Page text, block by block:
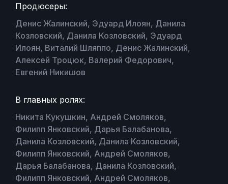
Продюсеры:
Денис Жалинский, Эдуард Илоян, Данила
Козловский, Данила Козловский, Эдуард
Илоян, Виталий Шляппо, Денис Жалинский,
Алексей Троцюк, Валерий Федорович,
Евгений Никишов
В главных ролях:
Никита Кукушкин, Андрей Смоляков,
Филипп Янковский, Дарья Балабанова,
Данила Козловский, Данила Козловский,
Филипп Янковский, Андрей Смоляков,
Дарья Балабанова, Данила Козловский,
Филипп Янковский, Андрей Смоляков,